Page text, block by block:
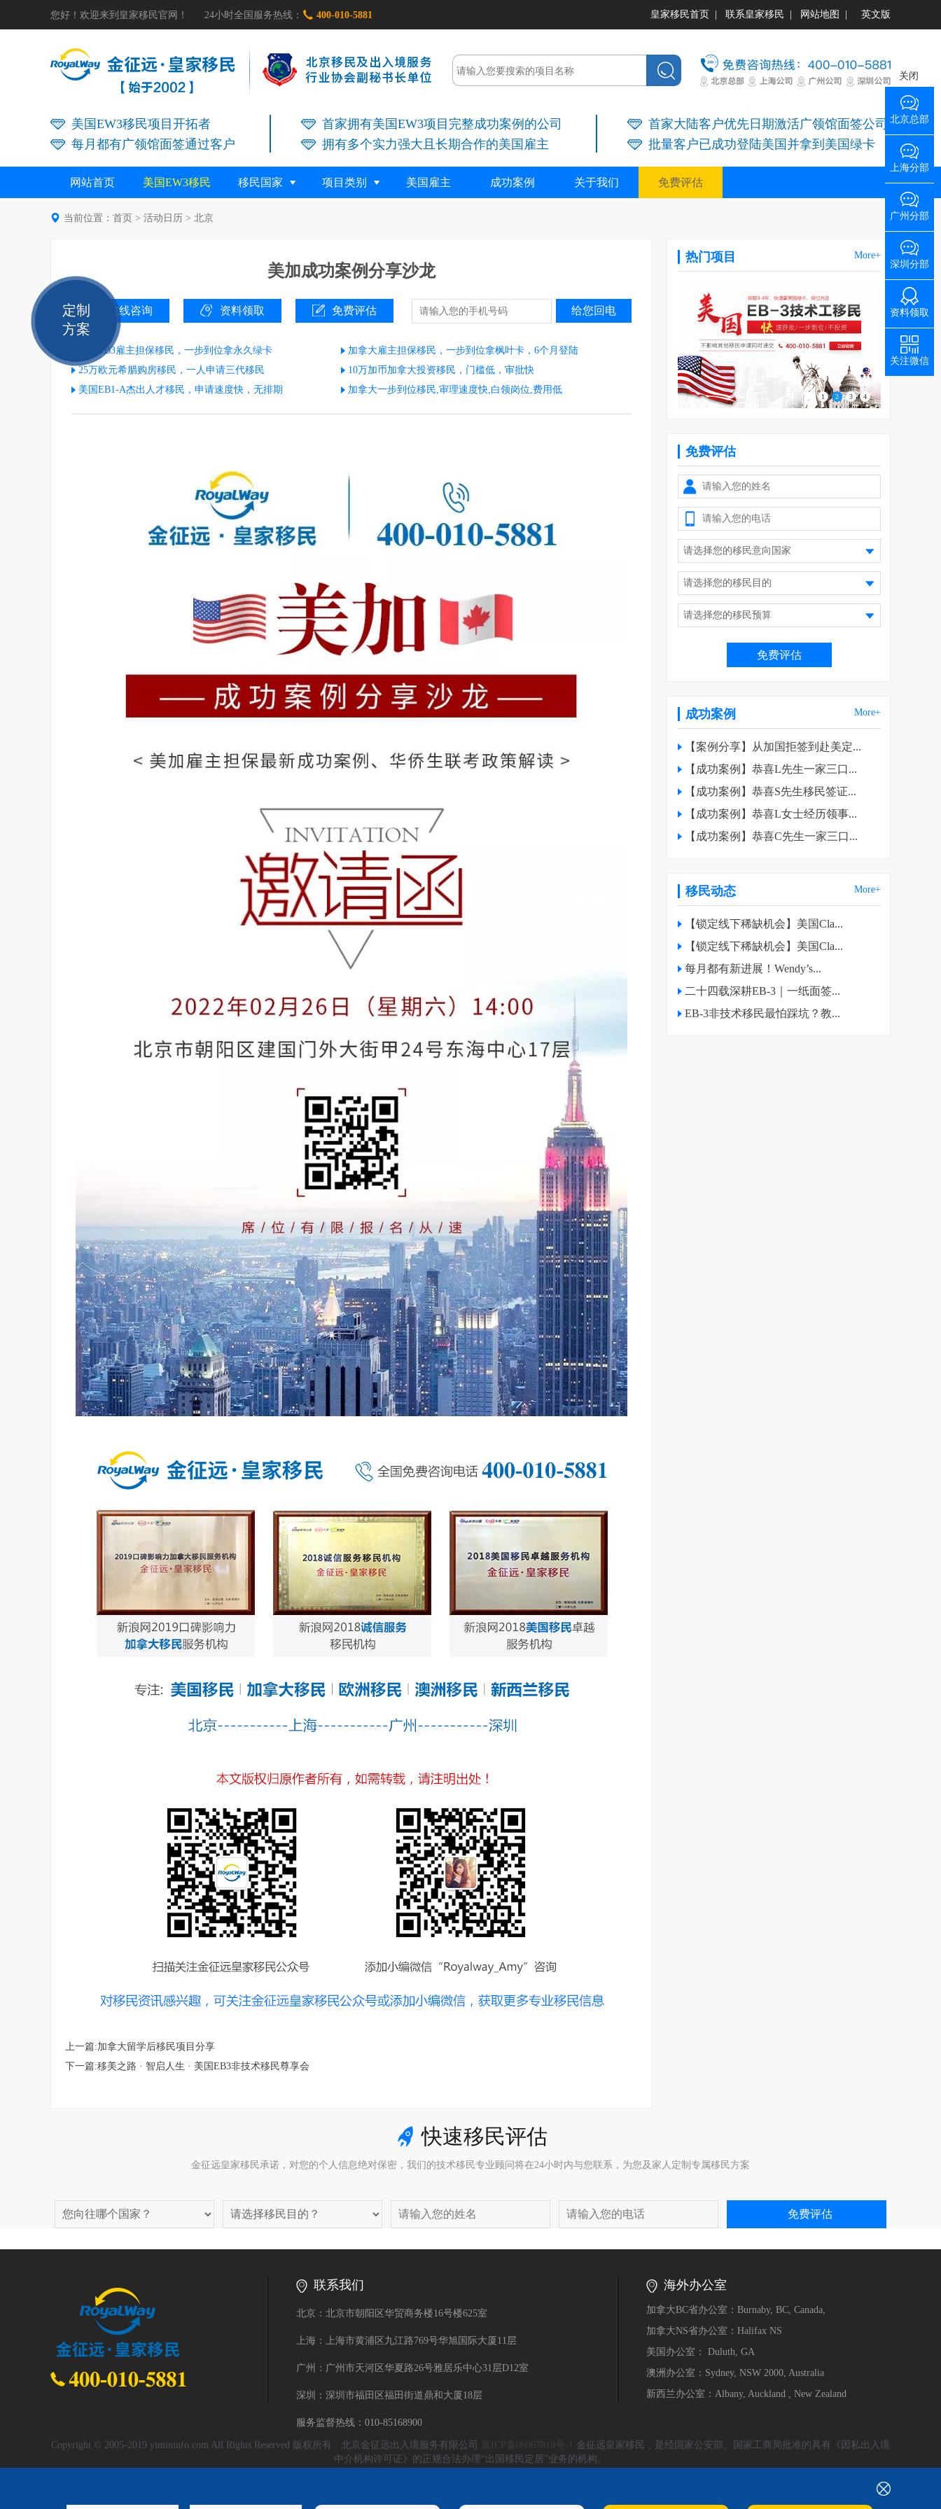
您好！欢迎来到皇家移民官网！ 24小时全国服务热线：  400-010-5881 皇家移民首页 联系皇家移民 网站地图 英文版
美国EW3移民项目开拓者
每月都有广领馆面签通过客户
首家拥有美国EW3项目完整成功案例的公司
拥有多个实力强大且长期合作的美国雇主
首家大陆客户优先日期激活广领馆面签公司
批量客户已成功登陆美国并拿到美国绿卡
网站首页 美国EW3移民 移民国家 项目类别 美国雇主 成功案例 关于我们 免费评估
 当前位置： 首页 > 活动日历 > 北京
美加成功案例分享沙龙
在线咨询 资料领取 免费评估
美国EB3雇主担保移民，一步到位拿永久绿卡
加拿大雇主担保移民，一步到位拿枫叶卡，6个月登陆
25万欧元希腊购房移民，一人申请三代移民
10万加币加拿大投资移民，门槛低，审批快
美国EB1-A杰出人才移民，申请速度快，无排期
加拿大一步到位移民,审理速度快,白领岗位,费用低
上一篇:加拿大留学后移民项目分享
下一篇:移美之路 · 智启人生 · 美国EB3非技术移民尊享会
热门项目 More+
1 2 3 4
免费评估
成功案例 More+
【案例分享】从加国拒签到赴美定...
【成功案例】恭喜L先生一家三口...
【成功案例】恭喜S先生移民签证...
【成功案例】恭喜L女士经历领事...
【成功案例】恭喜C先生一家三口...
移民动态 More+
【锁定线下稀缺机会】美国Cla...
【锁定线下稀缺机会】美国Cla...
每月都有新进展！Wendy’s...
二十四载深耕EB-3｜一纸面签...
EB-3非技术移民最怕踩坑？教...
快速移民评估
金征远皇家移民承诺，对您的个人信息绝对保密，我们的技术移民专业顾问将在24小时内与您联系，为您及家人定制专属移民方案
联系我们
北京：北京市朝阳区华贸商务楼16号楼625室
上海：上海市黄浦区九江路769号华旭国际大厦11层
广州：广州市天河区华夏路26号雅居乐中心31层D12室
深圳：深圳市福田区福田街道鼎和大厦18层
服务监督热线：010-85168900
海外办公室
加拿大BC省办公室：Burnaby, BC, Canada,
加拿大NS省办公室：Halifax NS
美国办公室： Duluth, GA
澳洲办公室：Sydney, NSW 2000, Australia
新西兰办公室：Albany, Auckland , New Zealand
Copyright © 2005-2019 yimininfo.com All Rights Reserved 版权所有 · 北京金征远出入境服务有限公司 京ICP备06067818号-1
金征远皇家移民，是经国家公安部、国家工商局批准的具有《因私出入境
中介机构许可证》的正规合法办理“出国移民定居”业务的机构。
关闭
北京总部
上海分部
广州分部
深圳分部
资料领取
关注微信
定制
方案